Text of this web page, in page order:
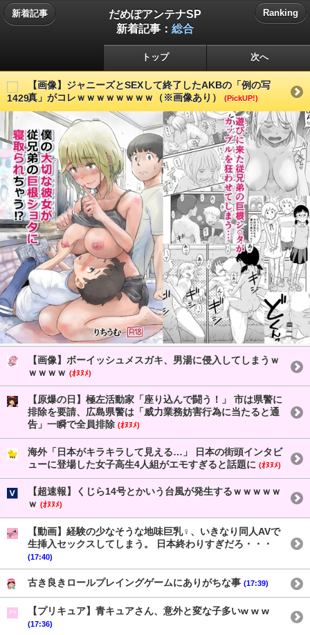
新着記事
だめぽアンテナSP
新着記事： 総合
Ranking
トップ 次へ
【画像】ジャニーズとSEXして終了したAKBの「例の写
真」がコレｗｗｗｗｗｗｗｗ（※画像あり）
(PickUP!)
【画像】ボーイッシュメスガキ、男湯に侵入してしまうｗ
ｗｗｗｗ (ｵﾇﾇﾒ)
【原爆の日】極左活動家「座り込んで闘う！」 市は県警に
排除を要請、広島県警は「威力業務妨害行為に当たると通
告」一瞬で全員排除 (ｵﾇﾇﾒ)
海外「日本がキラキラして見える…」 日本の街頭インタビ
ューに登場した女子高生4人組がエモすぎると話題に (ｵﾇﾇﾒ)
【超速報】くじら14号とかいう台風が発生するｗｗｗｗｗ
ｗ (ｵﾇﾇﾒ)
【動画】経験の少なそうな地味巨乳♀、いきなり同人AVで
生挿入セックスしてしまう。 日本終わりすぎだろ・・・
(17:40)
古き良きロールプレイングゲームにありがちな事 (17:39)
【プリキュア】青キュアさん、意外と変な子多いw w w
(17:36)